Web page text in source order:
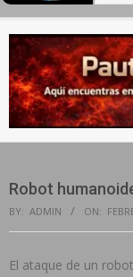
Navigation
Menu
Robot
BY: ADMIN ON:
El ataque de un